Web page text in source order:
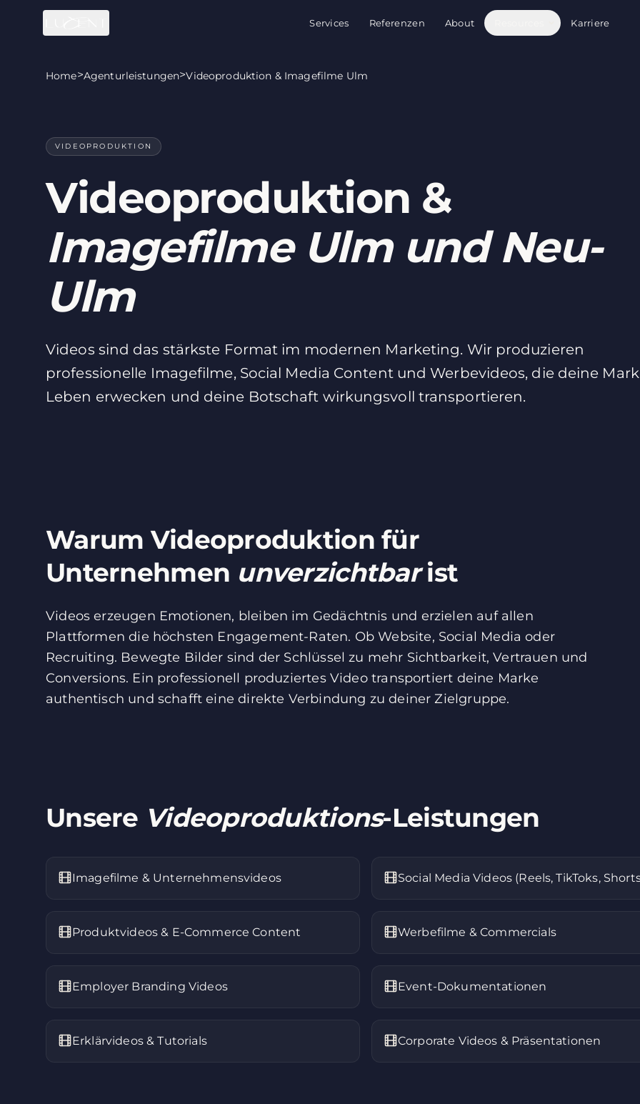
Zum Hauptinhalt springen
Services Referenzen About Karriere
Home>Agenturleistungen>Videoproduktion & Imagefilme Ulm
VIDEOPRODUKTION
Videoproduktion &
Imagefilme Ulm und Neu-
Ulm
Videos sind das stärkste Format im modernen Marketing. Wir produzieren
professionelle Imagefilme, Social Media Content und Werbevideos, die deine
Leben erwecken und deine Botschaft wirkungsvoll transportieren.
Warum Videoproduktion für
Unternehmen unverzichtbarist
Videos erzeugen Emotionen, bleiben im Gedächtnis und erzielen auf allen
Plattformen die höchsten Engagement-Raten. Ob Website, Social Media oder
Recruiting. Bewegte Bilder sind der Schlüssel zu mehr Sichtbarkeit, Vertrauen und
Conversions. Ein professionell produziertes Video transportiert deine Marke
authentisch und schafft eine direkte Verbindung zu deiner Zielgruppe.
Unsere Videoproduktions-Leistungen
Imagefilme & Unternehmensvideos Social Media Videos (Reels, TikToks,
Produktvideos & E-Commerce Content Werbefilme & Commercials
Employer Branding Videos Event-Dokumentationen
Erklärvideos & Tutorials Corporate Videos & Präsentationen